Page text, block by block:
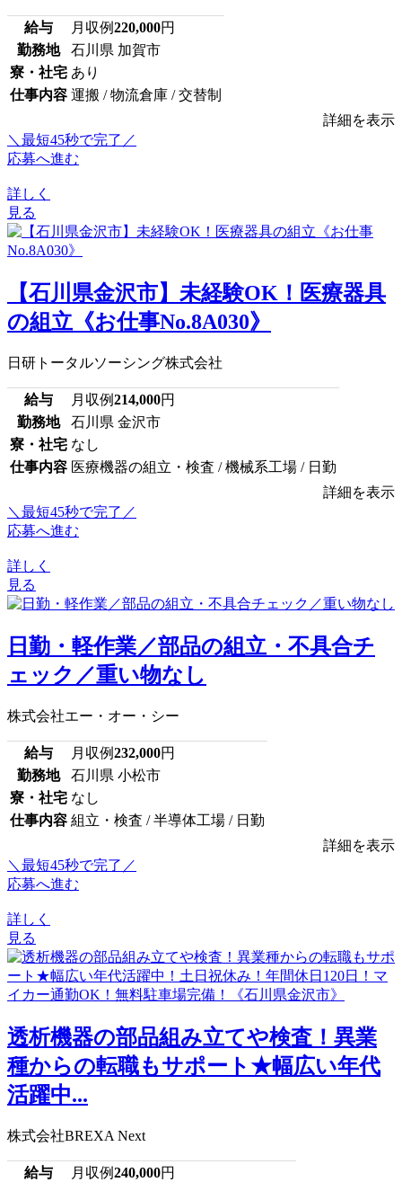
給与 月収例220,000円
勤務地
石川県 加賀市
寮・社宅 あり
仕事内容 運搬 / 物流倉庫 / 交替制
詳細を表示
＼最短45秒で完了／
応募へ進む
詳しく
見る
【石川県金沢市】未経験OK！医療器具
の組立《お仕事No.8A030》
日研トータルソーシング株式会社
給与 月収例214,000円
勤務地
石川県 金沢市
寮・社宅 なし
仕事内容 医療機器の組立・検査 / 機械系工場 / 日勤
詳細を表示
＼最短45秒で完了／
応募へ進む
詳しく
見る
日勤・軽作業／部品の組立・不具合チ
ェック／重い物なし
株式会社エー・オー・シー
給与 月収例232,000円
勤務地
石川県 小松市
寮・社宅 なし
仕事内容 組立・検査 / 半導体工場 / 日勤
詳細を表示
＼最短45秒で完了／
応募へ進む
詳しく
見る
透析機器の部品組み立てや検査！異業
種からの転職もサポート★幅広い年代
活躍中...
株式会社BREXA Next
給与 月収例240,000円